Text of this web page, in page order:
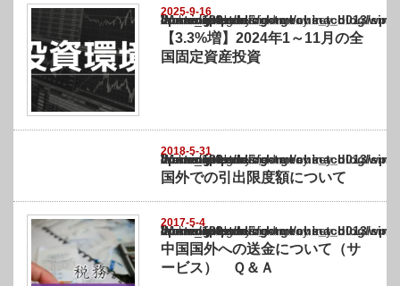
2025-9-16
Warning
: Undefined array key "show_category" in
/home/netst/kuno-cpa.co.jp/public_html/china_blog/wp-content/themes/
on line183
【3.3%増】2024年1～11月の全
国固定資産投資
2018-5-31
Warning
: Undefined array key "show_category" in
/home/netst/kuno-cpa.co.jp/public_html/china_blog/wp-content/themes/
on line183
国外での引出限度額について
2017-5-4
Warning
: Undefined array key "show_category" in
/home/netst/kuno-cpa.co.jp/public_html/china_blog/wp-content/themes/
on line183
中国国外への送金について（サ
ービス） Ｑ＆Ａ